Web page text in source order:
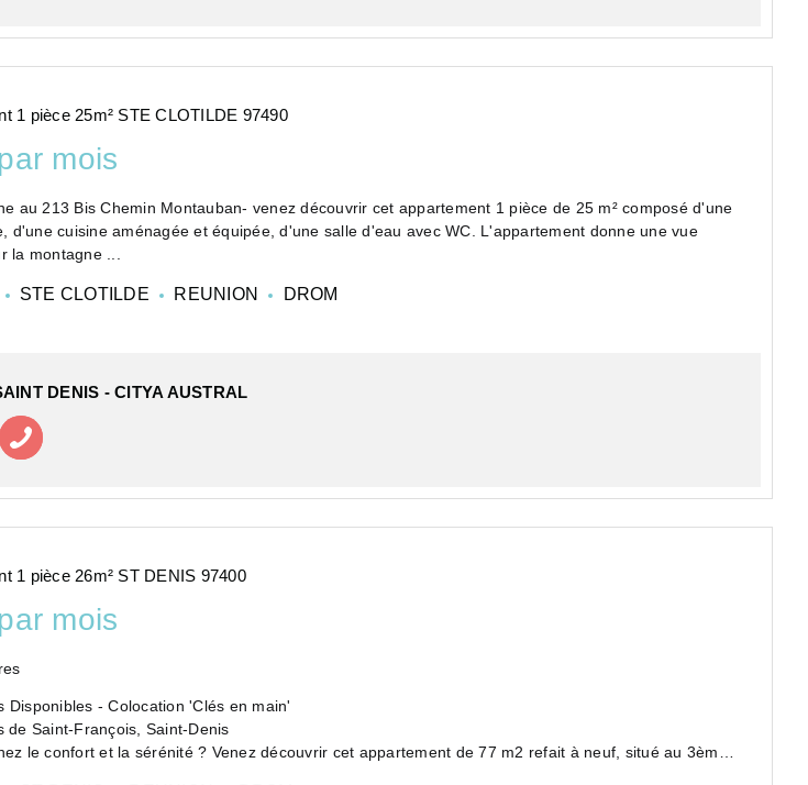
1 pièce 25m² STE CLOTILDE 97490
mois
d'une
d'une cuisine aménagée et équipée, d'une salle d'eau avec WC. L'appartement donne une vue
la montagne ...
STE CLOTILDE REUNION DROM
DENIS - CITYA AUSTRAL
l'agence
1 pièce 26m² ST DENIS 97400
mois
Disponibles - Colocation 'Clés en main'
de Saint-François, Saint-Denis
le confort et la sérénité ? Venez découvrir cet appartement de 77 m2 refait à neuf, situé au 3ème